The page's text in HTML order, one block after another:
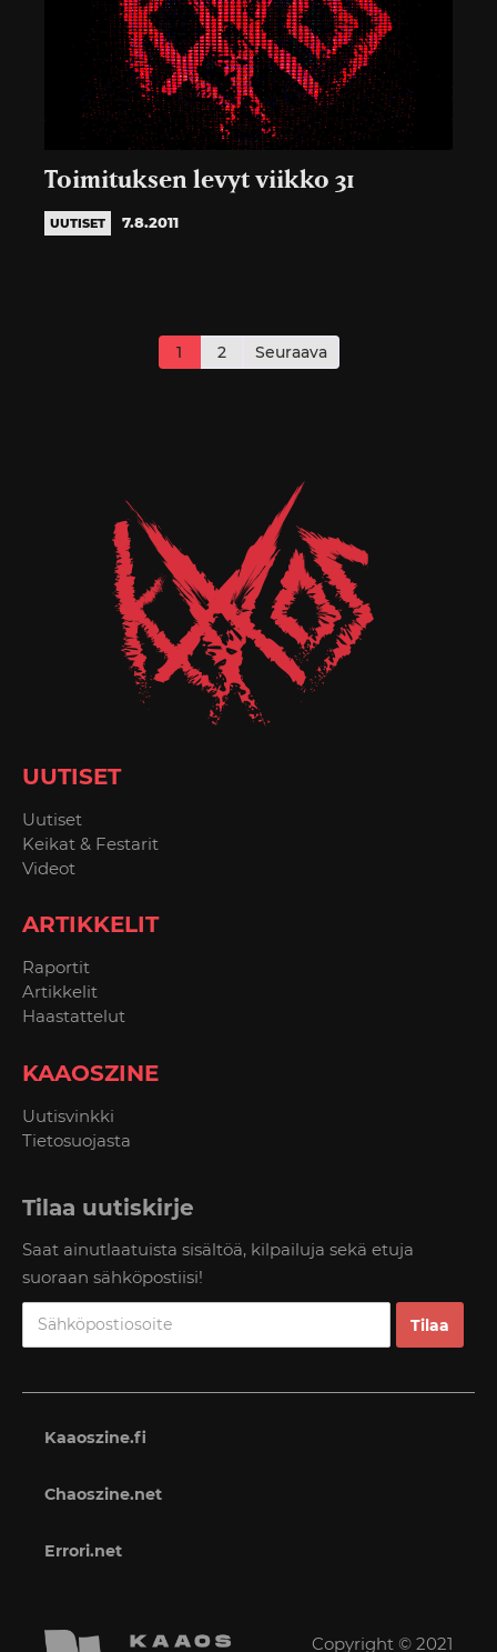
Toimituksen levyt viikko 31
UUTISET 7.8.2011
sivutus
1 2 Seuraava
UUTISET
Uutiset
Keikat & Festarit
Videot
ARTIKKELIT
Raportit
Artikkelit
Haastattelut
KAAOSZINE
Uutisvinkki
Tietosuojasta
Tilaa uutiskirje
Saat ainutlaatuista sisältöä, kilpailuja sekä etuja
suoraan sähköpostiisi!
Kaaoszine.fi
Chaoszine.net
Errori.net
Copyright © 2021